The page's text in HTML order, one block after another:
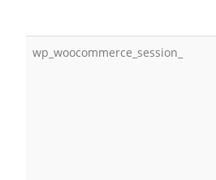
wp_woocommerce_session_